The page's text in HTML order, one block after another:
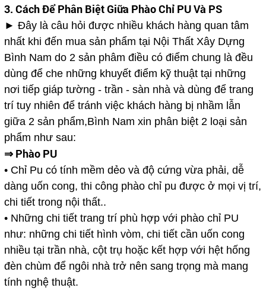
3. Cách Để Phân Biệt Giữa Phào Chỉ PU Và PS
► Đây là câu hỏi được nhiều khách hàng quan tâm
nhất khi đến mua sản phẩm tại Nội Thất Xây Dựng
Bình Nam do 2 sản phâm điều có điểm chung là đều
dùng để che những khuyết điểm kỹ thuật tại những
nơi tiếp giáp tường - trần - sàn nhà và dùng để trang
trí tuy nhiên để tránh việc khách hàng bị nhầm lẫn
giữa 2 sản phẩm,Bình Nam xin phân biệt 2 loại sản
phẩm như sau:
⇒ Phào PU
• Chỉ Pu có tính mềm dẻo và độ cứng vừa phải, dễ
dàng uốn cong, thi công phào chỉ pu được ở mọi vị trí,
chi tiết trong nội thất..
• Những chi tiết trang trí phù hợp với phào chỉ PU
như: những chi tiết hình vòm, chi tiết cần uốn cong
nhiều tại trần nhà, cột trụ hoặc kết hợp với hệt hống
đèn chùm để ngôi nhà trở nên sang trọng mà mang
tính nghệ thuật.